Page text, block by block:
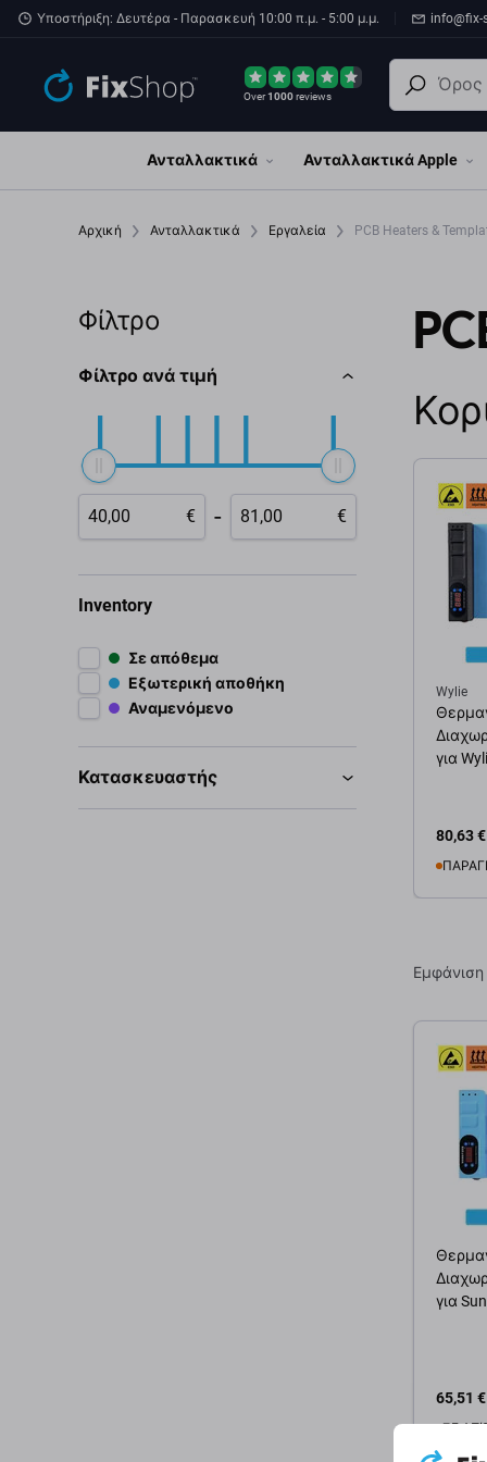
Παράβλεψη στο κύριο περιεχόμενο
Υποστήριξη: Δευτέρα - Παρασκευή 10:00 π.μ. - 5:00 μ.μ. info@fix-
Over1000reviews
Ανταλλακτικά Ανταλλακτικά Apple
Αρχική Ανταλλακτικά Εργαλεία PCB Heaters &
Φίλτρο
Φίλτρο ανά τιμή
€ - €
Inventory
Σε απόθεμα
Εξωτερική αποθήκη
Αναμενόμενο
Κατασκευαστής
Wylie
για
80,63 €
Εμφάνιση
για
65,51 €
ΣΕ